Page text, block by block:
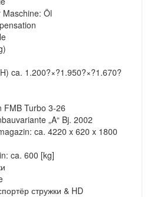
Öl
ca. 1.200?×?1.950?×?1.670?
FMB Turbo 3-26
„A“ Bj. 2002
ca. 4220 x 620 x 1800
ca. 600 [kg]
стружки & HD